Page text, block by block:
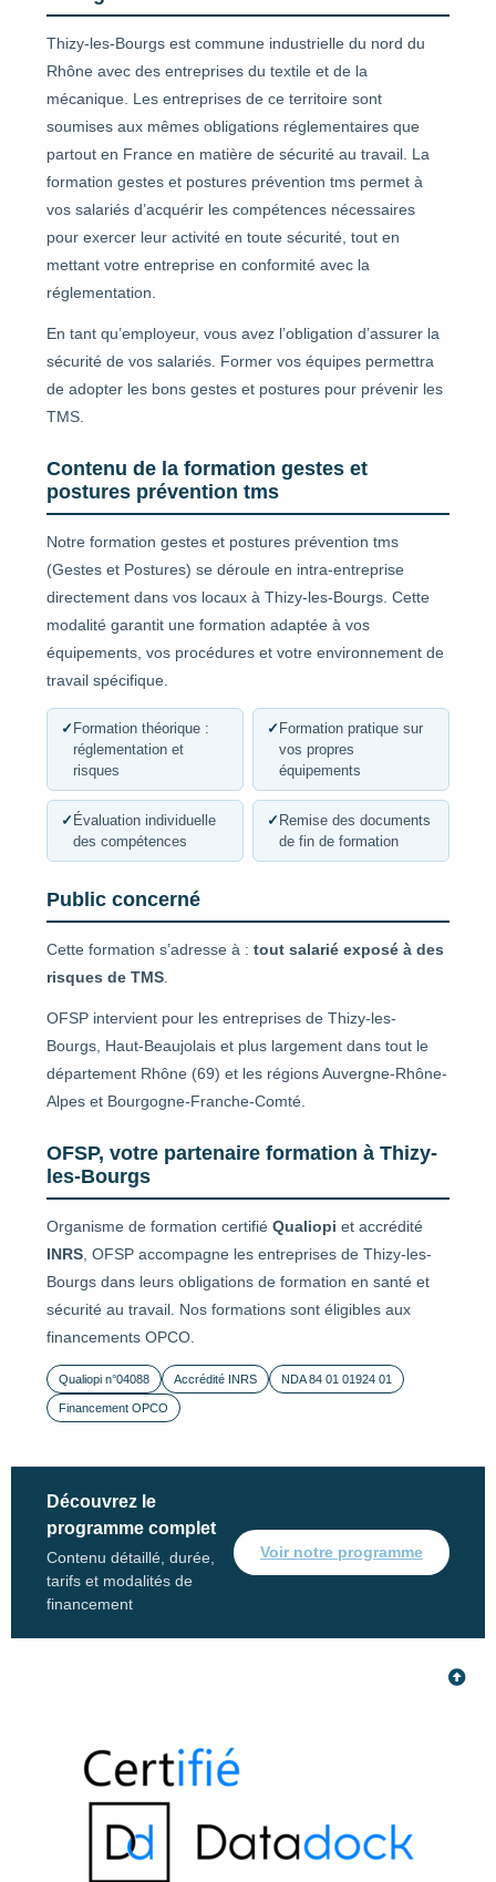
Thizy-les-Bourgs est commune industrielle du nord du
Rhône avec des entreprises du textile et de la
mécanique. Les entreprises de ce territoire sont
soumises aux mêmes obligations réglementaires que
partout en France en matière de sécurité au travail. La
formation gestes et postures prévention tms permet à
vos salariés d’acquérir les compétences nécessaires
pour exercer leur activité en toute sécurité, tout en
mettant votre entreprise en conformité avec la
réglementation.
En tant qu’employeur, vous avez l’obligation d’assurer la
sécurité de vos salariés. Former vos équipes permettra
de adopter les bons gestes et postures pour prévenir les
TMS.
Contenu de la formation gestes et
postures prévention tms
Notre formation gestes et postures prévention tms
(Gestes et Postures) se déroule en intra-entreprise
directement dans vos locaux à Thizy-les-Bourgs. Cette
modalité garantit une formation adaptée à vos
équipements, vos procédures et votre environnement de
travail spécifique.
✓ Formation théorique :
réglementation et
risques
✓ Formation pratique sur
vos propres
équipements
✓ Évaluation individuelle
des compétences
✓ Remise des documents
de fin de formation
Public concerné
Cette formation s’adresse à : tout salarié exposé à des
risques de TMS
OFSP intervient pour les entreprises de Thizy-les-
Bourgs, Haut-Beaujolais et plus largement dans tout le
département Rhône (69) et les régions Auvergne-Rhône-
Alpes et Bourgogne-Franche-Comté.
OFSP, votre partenaire formation à Thizy-
les-Bourgs
Organisme de formation certifié Qualiopi et accrédité
INRS , OFSP accompagne les entreprises de Thizy-les-
Bourgs dans leurs obligations de formation en santé et
sécurité au travail. Nos formations sont éligibles aux
financements OPCO.
Qualiopi n°04088 Accrédité INRS NDA 84 01 01924 01
Financement OPCO
Découvrez le
programme complet
Contenu détaillé, durée,
tarifs et modalités de
financement
Voir notre programme